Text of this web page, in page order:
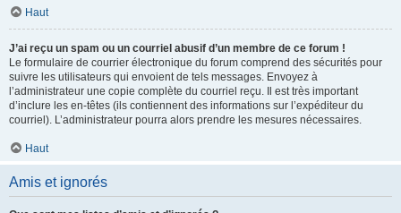
Haut
J’ai reçu un spam ou un courriel abusif d’un membre de ce forum !
Le formulaire de courrier électronique du forum comprend des sécurités pour
suivre les utilisateurs qui envoient de tels messages. Envoyez à
l’administrateur une copie complète du courriel reçu. Il est très important
d’inclure les en-têtes (ils contiennent des informations sur l’expéditeur du
courriel). L’administrateur pourra alors prendre les mesures nécessaires.
Haut
Amis et ignorés